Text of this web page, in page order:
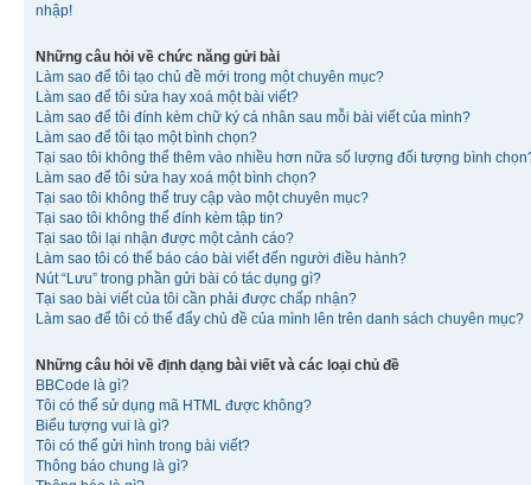
nhập!
Những câu hỏi về chức năng gửi bài
Làm sao để tôi tạo chủ đề mới trong một chuyên mục?
Làm sao để tôi sửa hay xoá một bài viết?
Làm sao để tôi đính kèm chữ ký cá nhân sau mỗi bài viết của mình?
Làm sao để tôi tạo một bình chọn?
Tại sao tôi không thể thêm vào nhiều hơn nữa số lượng đối tượng bình
Làm sao để tôi sửa hay xoá một bình chọn?
Tại sao tôi không thể truy cập vào một chuyên mục?
Tại sao tôi không thể đính kèm tập tin?
Tại sao tôi lại nhận được một cảnh cáo?
Làm sao tôi có thể báo cáo bài viết đến người điều hành?
Nút “Lưu” trong phần gửi bài có tác dụng gì?
Tại sao bài viết của tôi cần phải được chấp nhận?
Làm sao để tôi có thể đẩy chủ đề của mình lên trên danh sách chuyên mục?
Những câu hỏi về định dạng bài viết và các loại chủ đề
BBCode là gì?
Tôi có thể sử dụng mã HTML được không?
Biểu tượng vui là gì?
Tôi có thể gửi hình trong bài viết?
Thông báo chung là gì?